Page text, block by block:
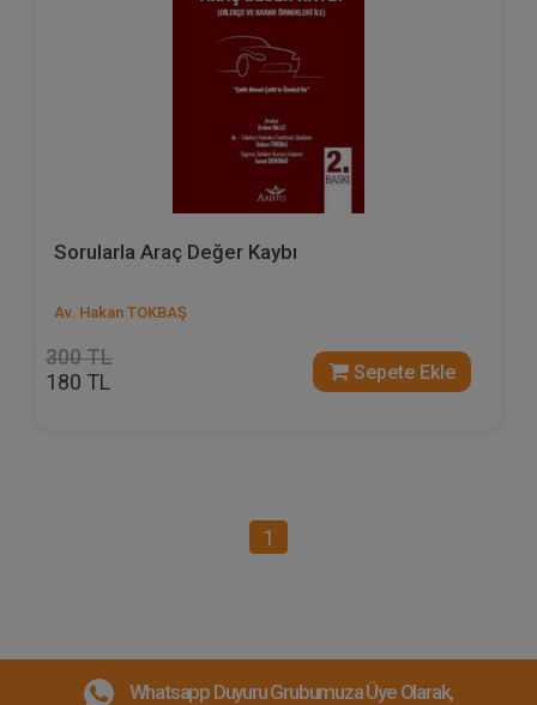
Sorularla Araç Değer Kaybı
Av. Hakan TOKBAŞ
300 TL
180 TL Sepete Ekle
1
Whatsapp Duyuru Grubumuza Üye Olarak,